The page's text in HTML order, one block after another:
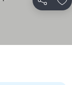
シェア お